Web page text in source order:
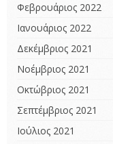
Φεβρουάριος 2022
Ιανουάριος 2022
Δεκέμβριος 2021
Νοέμβριος 2021
Οκτώβριος 2021
Σεπτέμβριος 2021
Ιούλιος 2021